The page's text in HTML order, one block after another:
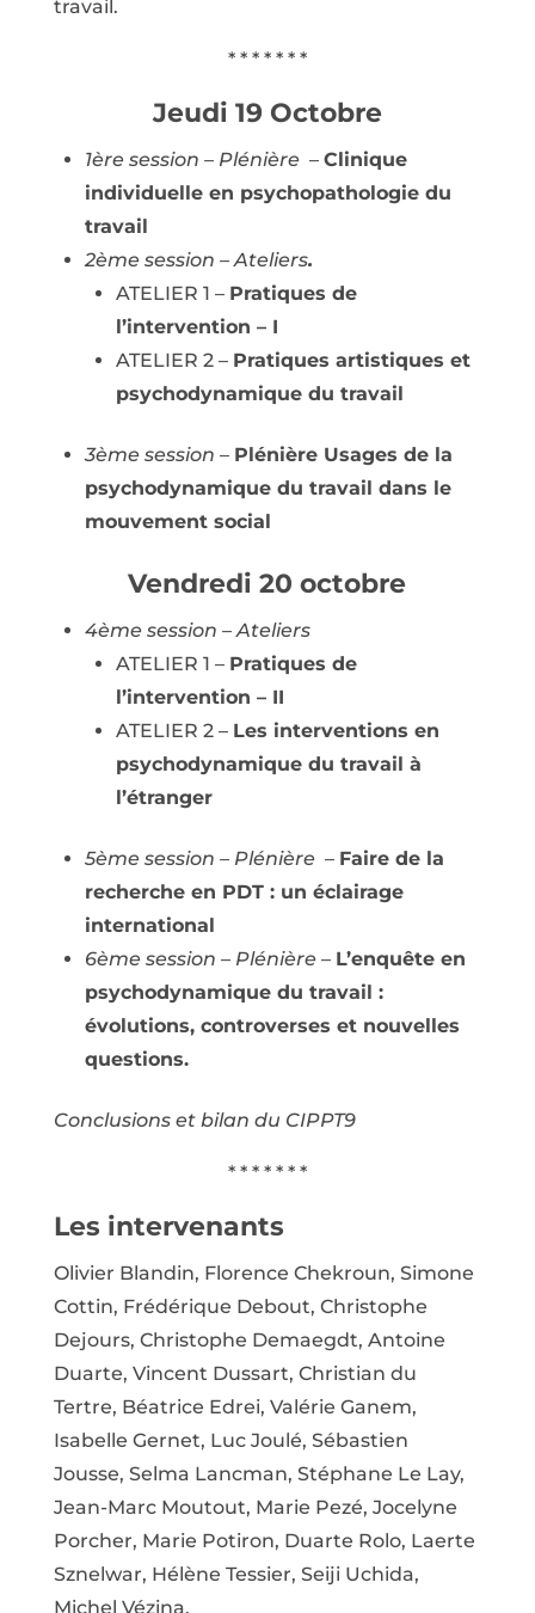
travail.
* * * * * * *
Jeudi 19 Octobre
1ère session – Plénière – Clinique
individuelle en psychopathologie du
travail
2ème session – Ateliers.
ATELIER 1 – Pratiques de
l’intervention – I
ATELIER 2 – Pratiques artistiques et
psychodynamique du travail
3ème session – Plénière Usages de la
psychodynamique du travail dans le
mouvement social
Vendredi 20 octobre
4ème session – Ateliers
ATELIER 1 – Pratiques de
l’intervention – II
ATELIER 2 – Les interventions en
psychodynamique du travail à
l’étranger
5ème session – Plénière– Faire de la
recherche en PDT : un éclairage
international
6ème session – Plénière– L’enquête en
psychodynamique du travail :
évolutions, controverses et nouvelles
questions.
Conclusions et bilan du CIPPT9
* * * * * * *
Les intervenants
Olivier Blandin, Florence Chekroun, Simone
Cottin, Frédérique Debout, Christophe
Dejours, Christophe Demaegdt, Antoine
Duarte, Vincent Dussart, Christian du
Tertre, Béatrice Edrei, Valérie Ganem,
Isabelle Gernet, Luc Joulé, Sébastien
Jousse, Selma Lancman, Stéphane Le Lay,
Jean-Marc Moutout, Marie Pezé, Jocelyne
Porcher, Marie Potiron, Duarte Rolo, Laerte
Sznelwar, Hélène Tessier, Seiji Uchida,
Michel Vézina.